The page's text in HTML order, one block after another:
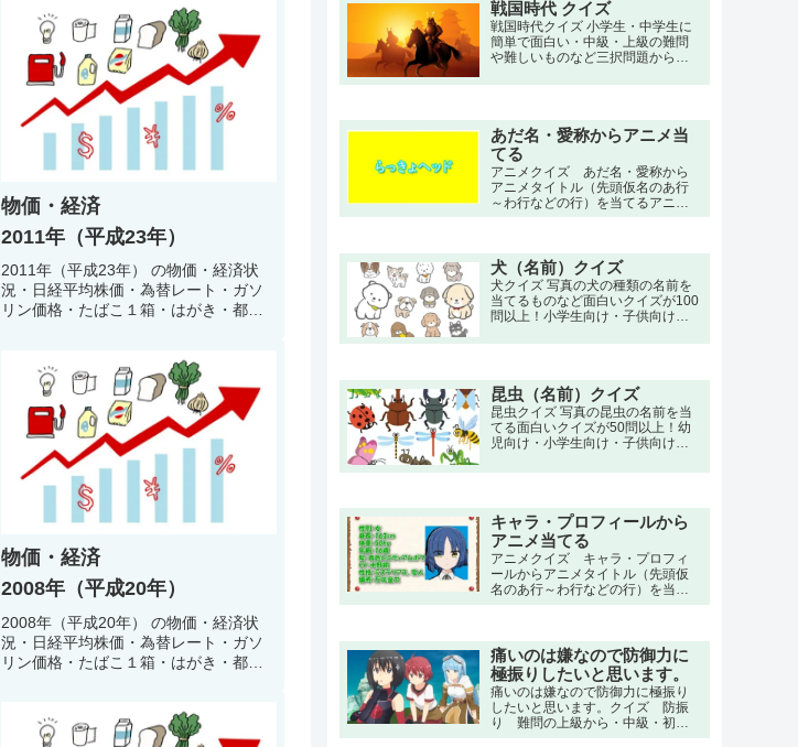
活スタイルを振り返るクイズ
物価・経済
2011年（平成23年）
2011年（平成23年） の物価・経済状
況・日経平均株価・為替レート・ガソ
リン価格・たばこ１箱・はがき・都営
活スタイルを振り返るクイズ
物価・経済
2008年（平成20年）
2008年（平成20年） の物価・経済状
況・日経平均株価・為替レート・ガソ
リン価格・たばこ１箱・はがき・都営
活スタイルを振り返るクイズ
戦国時代 クイズ
戦国時代クイズ 小学生・中学生に
簡単で面白い・中級・上級の難問
や難しいものなど三択問題から一
あだ名・愛称からアニメ当
てる
アニメクイズ あだ名・愛称から
アニメタイトル（先頭仮名のあ行
～わ行などの行）を当てるアニメ
クイズ。
犬（名前）クイズ
犬クイズ 写真の犬の種類の名前を
当てるものなど面白いクイズが100
問以上！小学生向け・子供向け・
中級問題から大人向け・上級者向
昆虫（名前）クイズ
昆虫クイズ 写真の昆虫の名前を当
てる面白いクイズが50問以上！幼
児向け・小学生向け・子供向けの3
鑑やアプリに負けない上級者向け
キャラ・プロフィールから
アニメ当てる
アニメクイズ キャラ・プロフィ
ールからアニメタイトル（先頭仮
名のあ行～わ行などの行）を当て
るアニメクイズ。
痛いのは嫌なので防御力に
極振りしたいと思います。
痛いのは嫌なので防御力に極振り
したいと思います。クイズ 防振
り 難問の上級から・中級・初級
の小学生でもわかる簡単から上級